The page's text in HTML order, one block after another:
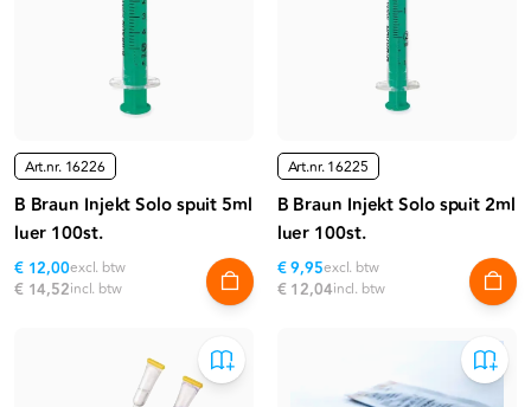
Art.nr. 16226
B Braun Injekt Solo spuit 5ml
luer 100st.
€ 12,00excl. btw
€ 14,52incl. btw
Art.nr.16225
B Braun Injekt Solo spuit 2ml
luer 100st.
€ 9,95excl. btw
€ 12,04incl. btw